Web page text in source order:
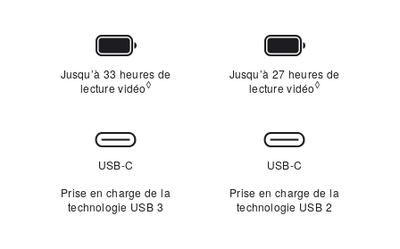
Autonomie
Jusqu’à 33 heures de
lecture vidéo◊Mention légale
Jusqu’à 27 heures de
lecture vidéo◊Mention légale
Connectivité
USB-C
Prise en charge de la
technologie USB 3
USB-C
Prise en charge de la
technologie USB 2